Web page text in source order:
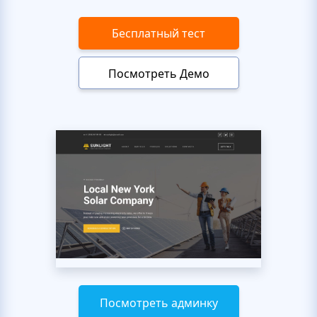
Бесплатный тест
Посмотреть Демо
Посмотреть админку